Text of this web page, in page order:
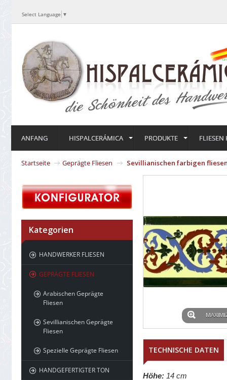
Select Language ▼
ANFANG HISPALCERÁMICA PRODUKTE FLIESEN
Startseite Geprägte Fliesen Sevillianischen farbigen
Kategorien
HANDWERKER FLIESEN
GEPRÄGTE FLIESEN
Arabischen Geprägte
Fliesen
Sevillianischen Geprägte
Fliesen
Spezielle Geprägte Fliesen
HANDGEFERTIGTER TON
TECHNISCHE DATEN
Höhe: 14 cm